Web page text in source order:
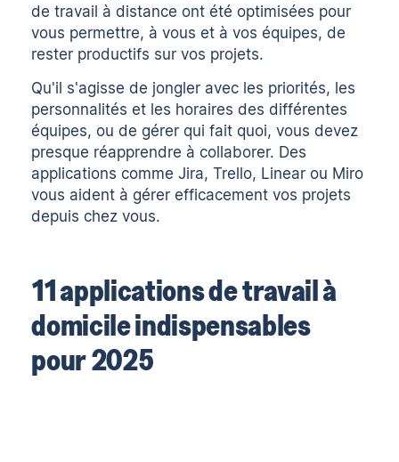
de travail à distance ont été optimisées pour
vous permettre, à vous et à vos équipes, de
rester productifs sur vos projets.
Qu'il s'agisse de jongler avec les priorités, les
personnalités et les horaires des différentes
équipes, ou de gérer qui fait quoi, vous devez
presque réapprendre à collaborer. Des
applications comme Jira, Trello, Linear ou Miro
vous aident à gérer efficacement vos projets
depuis chez vous.
11 applications de travail à
domicile indispensables
pour 2025